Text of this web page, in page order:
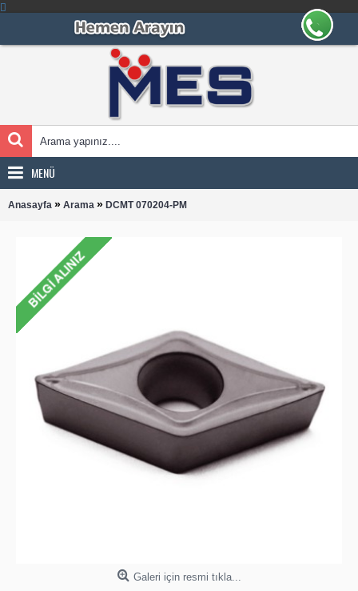
MENÜ
Anasayfa » Arama » DCMT 070204-PM
Galeri için resmi tıkla...